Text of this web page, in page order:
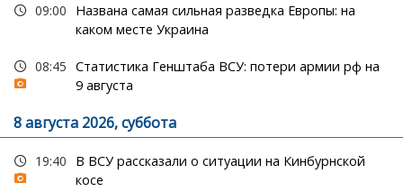
09:00
Названа самая сильная разведка Европы: на
каком месте Украина
08:45 Статистика Генштаба ВСУ: потери армии рф на
9 августа
8 августа 2026, суббота
19:40
В ВСУ рассказали о ситуации на Кинбурнской
косе